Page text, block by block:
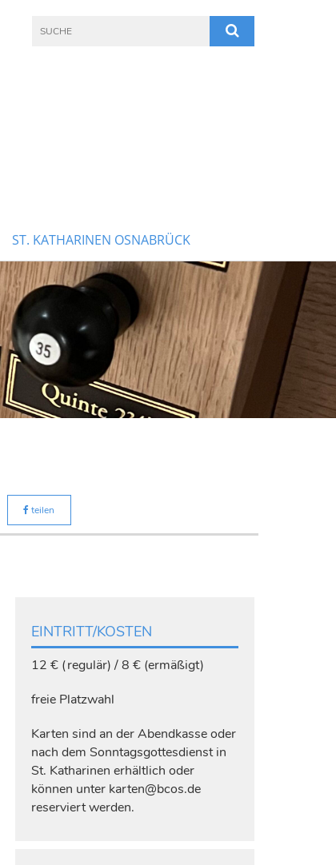
ST. KATHARINEN OSNABRÜCK
teilen
EINTRITT/KOSTEN
12 € (regulär) / 8 € (ermäßigt)
freie Platzwahl
Karten sind an der Abendkasse oder
nach dem Sonntagsgottesdienst in
St. Katharinen erhältlich oder
können unter karten@bcos.de
reserviert werden.